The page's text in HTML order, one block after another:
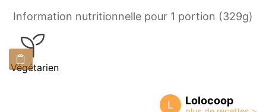
Information nutritionnelle pour 1 portion (329g)
Végétarien
L Lolocoop